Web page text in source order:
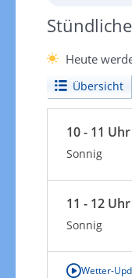
Heute
Übersicht
10 - 11 Uhr
Sonnig
11 - 12 Uhr
Sonnig
Wetter-